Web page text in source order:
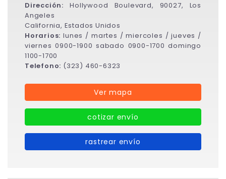
Dirección:Hollywood Boulevard, 90027, Los
Angeles
California, Estados Unidos
Horarios:lunes / martes / miercoles / jueves /
viernes 0900-1900 sabado 0900-1700 domingo
1100-1700
Telefono: (323) 460-6323
Ver mapa
cotizar envío
rastrear envío